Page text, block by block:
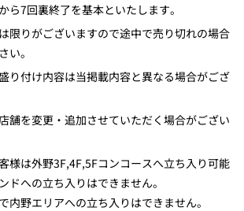
ら7回裏終了を基本といたします。
限りがございますので途中で売り切れの場合
い。
り付け内容は当掲載内容と異なる場合がござ
舗を変更・追加させていただく場合がござい
様は外野3F,4F,5Fコンコースへ立ち入り可能
ドへの立ち入りはできません。
内野エリアへの立ち入りはできません。